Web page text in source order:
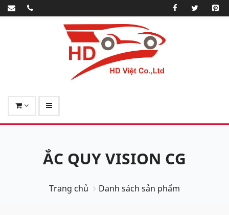
ẮC QUY VISION CG
Trang chủ Danh sách sản phẩm